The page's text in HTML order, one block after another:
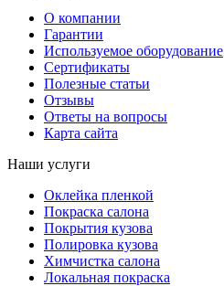
О компании
Гарантии
Используемое оборудование
Сертификаты
Полезные статьи
Отзывы
Ответы на вопросы
Карта сайта
Наши услуги
Оклейка пленкой
Покраска салона
Покрытия кузова
Полировка кузова
Химчистка салона
Локальная покраска